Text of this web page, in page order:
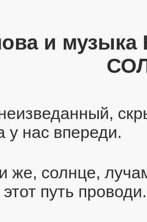
и
у нас впереди.
же, солнце,
путь